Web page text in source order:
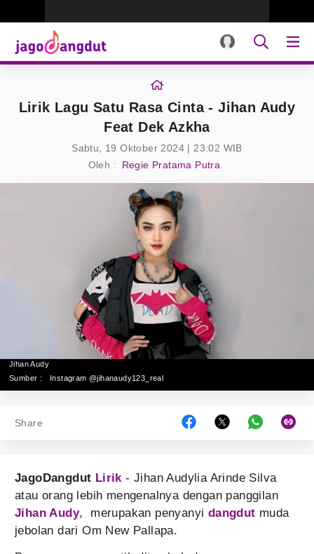
Lirik Lagu Satu Rasa Cinta - Jihan Audy
Feat Dek Azkha
Sabtu, 19 Oktober 2024 | 23:02 WIB
Oleh :
Regie Pratama Putra
Jihan Audy
Sumber :
Instagram @jihanaudy123_real
Share
JagoDangdut Lirik- Jihan Audylia Arinde Silva
atau orang lebih mengenalnya dengan panggilan
Jihan Audy, merupakan penyanyi dangdut muda
jebolan dari Om New Pallapa.